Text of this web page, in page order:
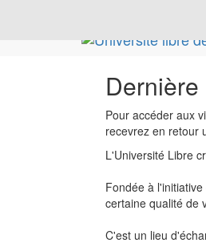
Pour accéder aux
recevrez en retour
L'Université Libre
Fondée à
certaine qualité de
C'est un lieu